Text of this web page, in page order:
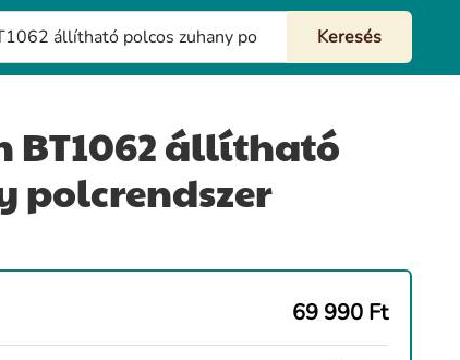
BT1062 állítható
polcrendszer
69 990 Ft